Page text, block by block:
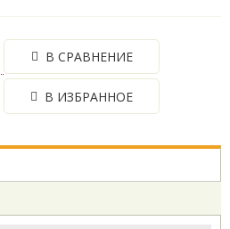
В СРАВНЕНИЕ
В ИЗБРАННОЕ